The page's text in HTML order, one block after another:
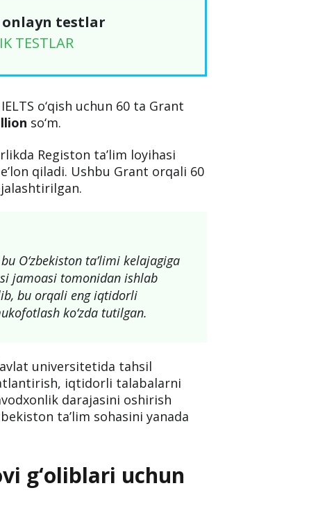
testlar
TESTLAR
o‘qish uchun 60 ta Grant
so‘m.
Registon ta’lim loyihasi
qiladi. Ushbu Grant orqali 60
O‘zbekiston ta’limi kelajagiga
jamoasi tomonidan ishlab
bu orqali eng iqtidorli
ko‘zda tutilgan.
universitetida tahsil
iqtidorli talabalarni
darajasini oshirish
ta’lim sohasini yanada
g‘oliblari uchun